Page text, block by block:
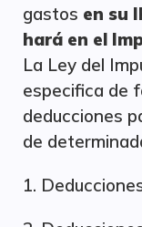
gastos en su
hará en el
La Ley del
especifica de
deducciones
de
1.